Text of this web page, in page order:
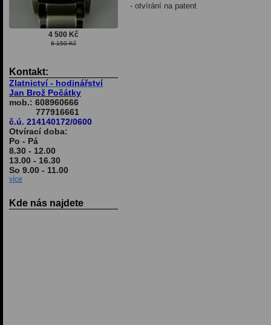
4 500 Kč
6 150 Kč
Kontakt:
Zlatnictví - hodinářství
Jan Brož Počátky
mob.: 608960666
777916661
č.ú. 214140172/0600
Otvírací doba:
Po - Pá
8.30 - 12.00
13.00 - 16.30
So 9.00 - 11.00
více
Kde nás najdete
- otvírání na patent